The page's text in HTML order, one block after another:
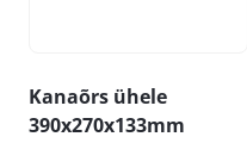
Kanaõrs ühele
390x270x133mm